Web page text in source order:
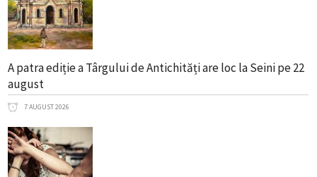
A patra ediție a Târgului de Antichități are loc la Seini pe 22
august
7 AUGUST 2026